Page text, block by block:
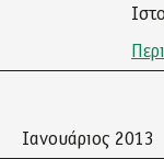
Ιανουάριος 2013